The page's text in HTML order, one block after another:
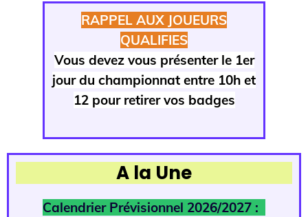
RAPPEL AUX JOUEURS
QUALIFIES
Vous devez vous présenter le 1er
jour du championnat entre 10h et
12 pour retirer vos badges
A la Une
Calendrier Prévisionnel 2026/2027 :